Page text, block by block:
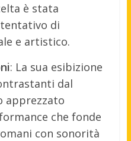
è stata
di
e artistico.
: La sua esibizione
dal
apprezzato
che fonde
con sonorità